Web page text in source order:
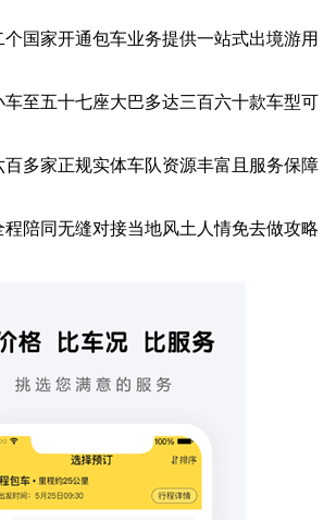
家开通包车业务提供一站式出境游用
五十七座大巴多达三百六十款车型可
家正规实体车队资源丰富且服务保障
同无缝对接当地风土人情免去做攻略